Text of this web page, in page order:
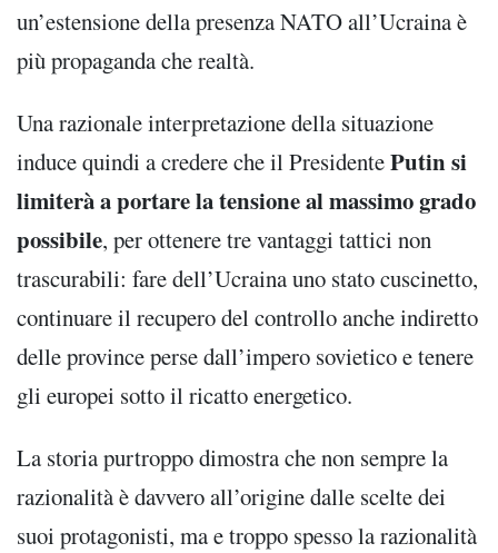
un’estensione della presenza NATO all’Ucraina è
più propaganda che realtà.
Una razionale interpretazione della situazione
induce quindi a credere che il PresidentePutin si
limiterà a portare la tensione al massimo grado
possibile, per ottenere tre vantaggi tattici non
trascurabili: fare dell’Ucraina uno stato cuscinetto,
continuare il recupero del controllo anche indiretto
delle province perse dall’impero sovietico e tenere
gli europei sotto il ricatto energetico.
La storia purtroppo dimostra che non sempre la
razionalità è davvero all’origine dalle scelte dei
suoi protagonisti, ma e troppo spesso la razionalità